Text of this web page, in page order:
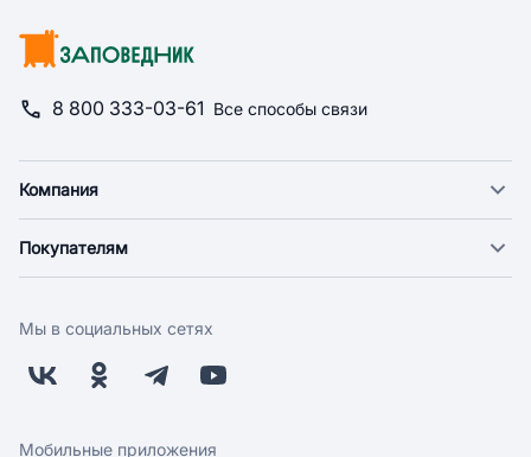
8 800 333-03-61 Все способы связи
Компания
Новости
Поставщикам
Заводчикам
Обратная связь
Покупателям
Оплата
Бонусная программа
Скидки и акции
Мы в социальных сетях
Мобильные приложения